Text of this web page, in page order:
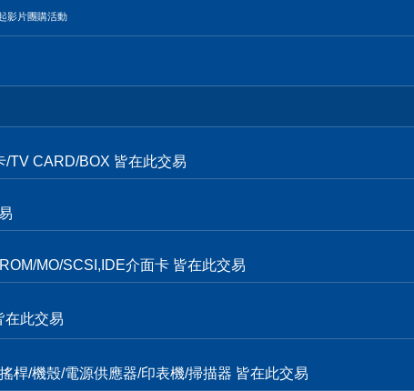
影片團購活動
TV CARD/BOX 皆在此交易
MO/SCSI,IDE介面卡 皆在此交易
在此交易
桿/機殼/電源供應器/印表機/掃描器 皆在此交易